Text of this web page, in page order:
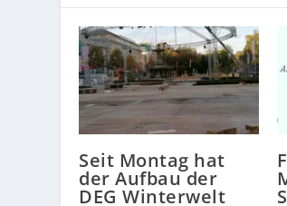
Seit Montag hat
der Aufbau der
DEG Winterwelt